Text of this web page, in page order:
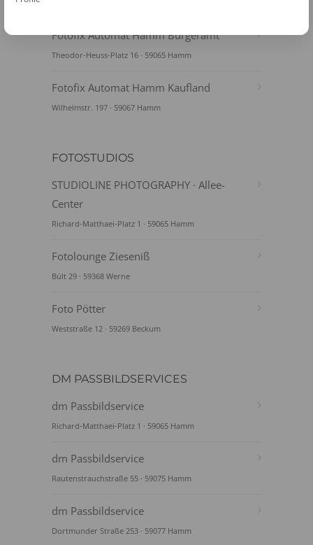
Fotofix Automat Hamm Bürgeramt
Theodor-Heuss-Platz 16 · 59065 Hamm
Fotofix Automat Hamm Kaufland
Wilhelmstr. 197 · 59067 Hamm
FOTOSTUDIOS
STUDIOLINE PHOTOGRAPHY · Allee-
Center
Richard-Matthaei-Platz 1 · 59065 Hamm
Fotolounge Zieseniß
Bült 29 · 59368 Werne
Foto Pötter
Weststraße 12 · 59269 Beckum
DM PASSBILDSERVICES
dm Passbildservice
Richard-Matthaei-Platz 1 · 59065 Hamm
dm Passbildservice
Rautenstrauchstraße 55 · 59075 Hamm
dm Passbildservice
Dortmunder Straße 253 · 59077 Hamm